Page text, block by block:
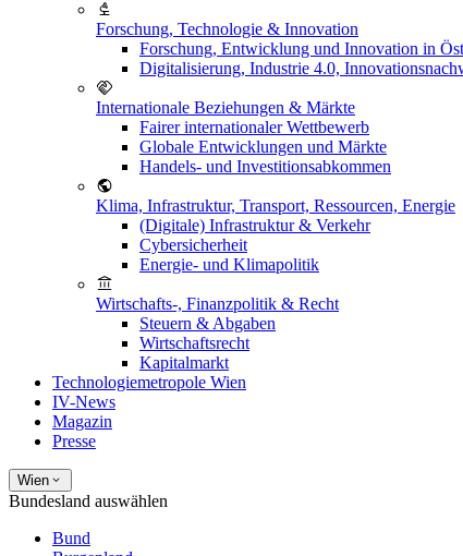
Forschung, Technologie & Innovation
Forschung, Entwicklung und Innovation in
Digitalisierung, Industrie 4.0,
Internationale Beziehungen & Märkte
Fairer internationaler Wettbewerb
Globale Entwicklungen und Märkte
Handels- und Investitionsabkommen
Klima, Infrastruktur, Transport, Ressourcen, Energie
(Digitale) Infrastruktur & Verkehr
Cybersicherheit
Energie- und Klimapolitik
Wirtschafts-, Finanzpolitik & Recht
Steuern & Abgaben
Wirtschaftsrecht
Kapitalmarkt
Technologiemetropole Wien
IV-News
Magazin
Presse
Wien
Bundesland auswählen
Bund